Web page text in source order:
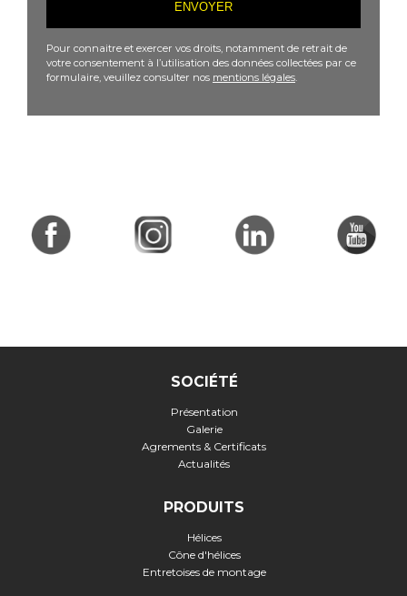
Pour connaitre et exercer vos droits, notamment de retrait de
votre consentement à l’utilisation des données collectées par ce
formulaire, veuillez consulter nos mentions légales
SOCIÉTÉ
Présentation
Galerie
Agrements & Certificats
Actualités
PRODUITS
Hélices
Cône d'hélices
Entretoises de montage